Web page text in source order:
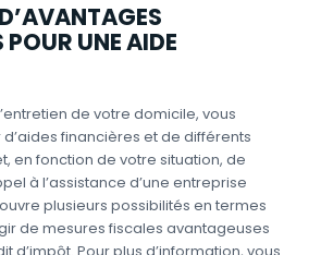
UNE AIDE
de votre domicile, vous
financières et de différents
en fonction de votre situation, de
à l’assistance d’une entreprise
plusieurs possibilités en termes
de mesures fiscales avantageuses